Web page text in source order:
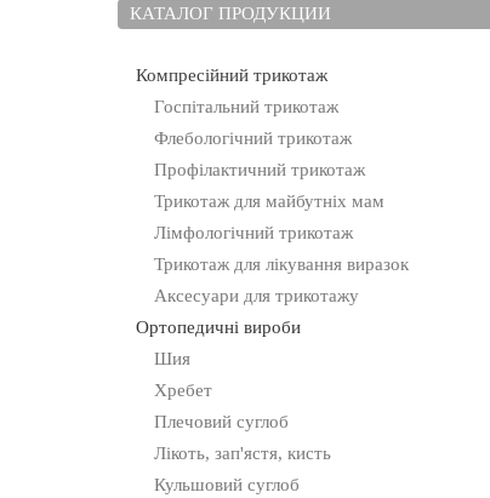
КАТАЛОГ ПРОДУКЦИИ
Компресійний трикотаж
Госпітальний трикотаж
Флебологічний трикотаж
Профілактичний трикотаж
Трикотаж для майбутніх мам
Лімфологічний трикотаж
Трикотаж для лікування виразок
Аксесуари для трикотажу
Ортопедичні вироби
Шия
Хребет
Плечовий суглоб
Лікоть, зап'ястя, кисть
Кульшовий суглоб